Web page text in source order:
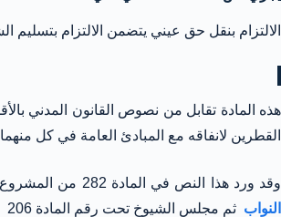
الالتزام بنقل حق عيني يتضمن الالتزام
هذه المادة تقابل من نصوص القانون المدني بالأقطار العربية
القطرين لانفاقه مع المبادئ العامة في كل منهما
وقد ورد هذا النص في المادة 282 من المشروع التمهيدي علي وجه مطابق لما استقر عليه في التقنين المدني الجديد ، ووافقت عليه لجنة المراجعة تحت رقم المادة 212 من المشروع النهائي ثم وافق
النواب ثم مجلس الشيوخ تحت رقم المادة 206